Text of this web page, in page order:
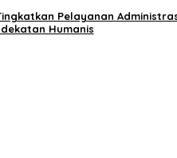
Pelayanan
Humanis